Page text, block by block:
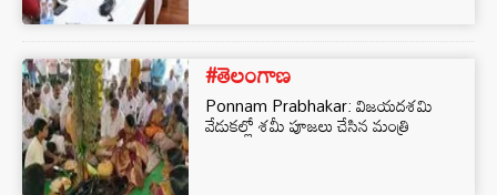
#తెలంగాణ
Ponnam Prabhakar: విజయదశమి
వేడుకల్లో శమీ పూజలు చేసిన మంత్రి